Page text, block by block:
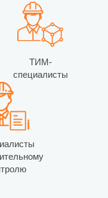
ТИМ-
специалисты